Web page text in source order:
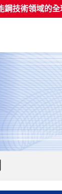
鋼技術領域的全